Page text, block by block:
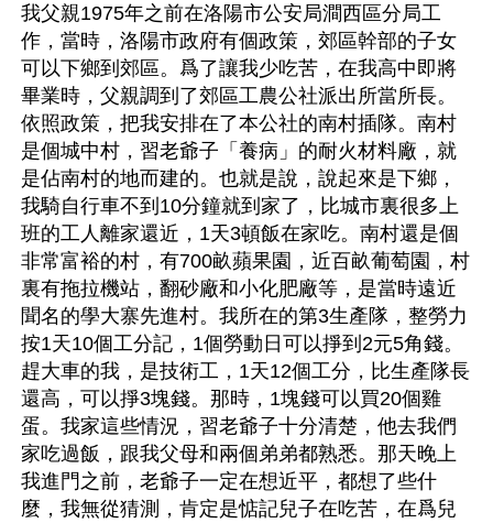
我父親1975年之前在洛陽市公安局澗西區分局工
作，當時，洛陽市政府有個政策，郊區幹部的子女
可以下鄉到郊區。爲了讓我少吃苦，在我高中即將
畢業時，父親調到了郊區工農公社派出所當所長。
依照政策，把我安排在了本公社的南村插隊。南村
是個城中村，習老爺子「養病」的耐火材料廠，就
是佔南村的地而建的。也就是說，說起來是下鄉，
我騎自行車不到10分鐘就到家了，比城市裏很多上
班的工人離家還近，1天3頓飯在家吃。南村還是個
非常富裕的村，有700畝蘋果園，近百畝葡萄園，村
裏有拖拉機站，翻砂廠和小化肥廠等，是當時遠近
聞名的學大寨先進村。我所在的第3生產隊，整勞力
按1天10個工分記，1個勞動日可以掙到2元5角錢。
趕大車的我，是技術工，1天12個工分，比生產隊長
還高，可以掙3塊錢。那時，1塊錢可以買20個雞
蛋。我家這些情況，習老爺子十分清楚，他去我們
家吃過飯，跟我父母和兩個弟弟都熟悉。那天晚上
我進門之前，老爺子一定在想近平，都想了些什
麼，我無從猜測，肯定是惦記兒子在吃苦，在爲兒